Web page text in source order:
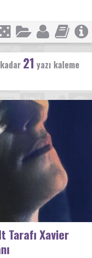
21 yazı kaleme
Tarafı Xavier